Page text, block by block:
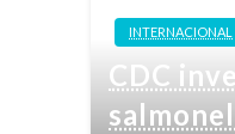
INTERNACIONAL
CDC